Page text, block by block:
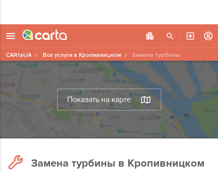
Показать на карте
CARtaUA Все услуги в Кропивницком Замена турбины
Замена турбины в Кропивницком